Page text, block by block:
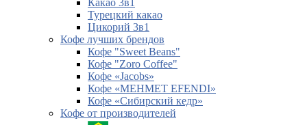
Какао 3в1
Турецкий какао
Цикорий 3в1
Кофе лучших брендов
Кофе "Sweet Beans"
Кофе "Zoro Coffee"
Кофе «Jacobs»
Кофе «MEHMET EFENDI»
Кофе «Сибирский кедр»
Кофе от производителей